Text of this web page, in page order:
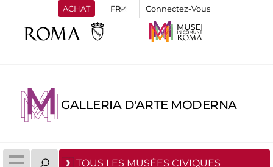
ACHAT Connectez-Vous
GALLERIA D'ARTE MODERNA
TOUS LES MUSÉES CIVIQUES